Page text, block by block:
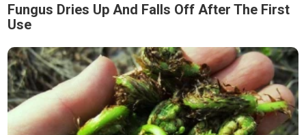
Fungus Dries Up And Falls Off After The First
Use